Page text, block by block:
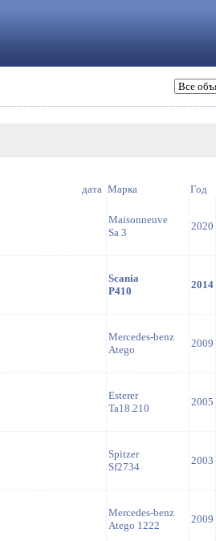
дата Марка Год
Maisonneuve
Sa 3
2020
Scania
P410
2014
Mercedes-benz
Atego
2009
Esterer
Ta18.210
2005
Spitzer
Sf2734
2003
Mercedes-benz
Atego 1222
2009